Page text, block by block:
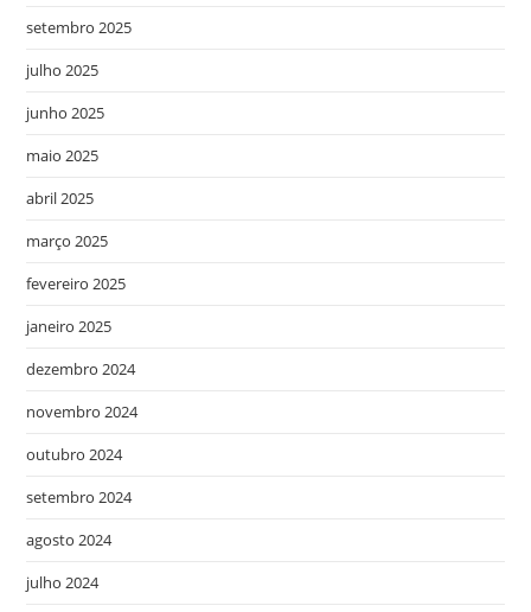
setembro 2025
julho 2025
junho 2025
maio 2025
abril 2025
março 2025
fevereiro 2025
janeiro 2025
dezembro 2024
novembro 2024
outubro 2024
setembro 2024
agosto 2024
julho 2024